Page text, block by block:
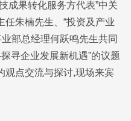
成果转化服务方代表”中关
朱楠先生、“投资及产业
部总经理何跃鸣先生共同
寻企业发展新机遇”的议题
观点交流与探讨,现场来宾